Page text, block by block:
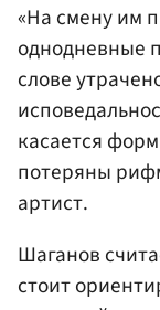
«На смену им
однодневные
слове
касается
потеряны
артист.
Шаганов
стоит